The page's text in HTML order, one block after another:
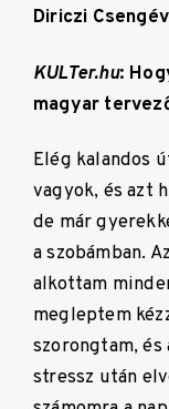
Diriczi
KULTer.hu:
magyar
Elég kalandos
vagyok, és azt
de már
a szobámban.
alkottam
megleptem
szorongtam, és
stressz után